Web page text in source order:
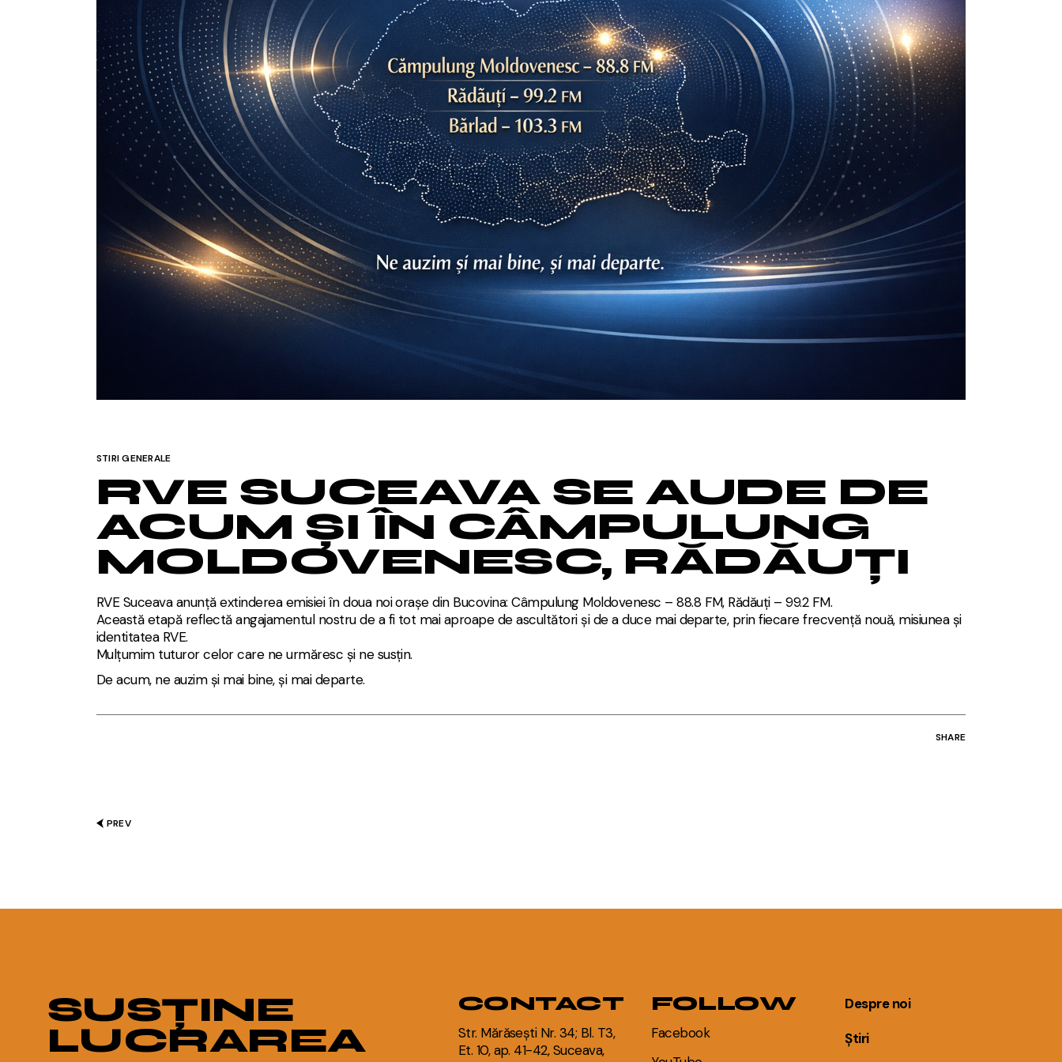
STIRI GENERALE
RVE SUCEAVA SE AUDE DE
ACUM ȘI ÎN CÂMPULUNG
MOLDOVENESC, RĂDĂUȚI
RVE Suceava anunță extinderea emisiei în doua noi orașe din Bucovina: Câmpulung Moldovenesc – 88.8 FM, Rădăuți – 99.2 FM.
Această etapă reflectă angajamentul nostru de a fi tot mai aproape de ascultători și de a duce mai departe, prin fiecare frecvență nouă, misiunea și
identitatea RVE.
Mulțumim tuturor celor care ne urmăresc și ne susțin.
De acum, ne auzim și mai bine, și mai departe.
SHARE
PREV
SUSȚINE
LUCRAREA
CONTACT
Str. Mărăsești Nr. 34; Bl. T3,
Et. 10, ap. 41-42, Suceava,
FOLLOW
Facebook
Despre noi
Știri